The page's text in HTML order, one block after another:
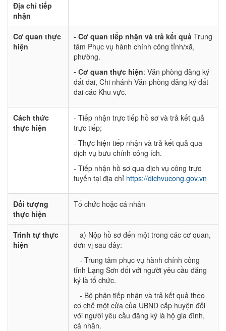
Địa chỉ tiếp
nhận
Cơ quan thực
hiện
- Cơ quan tiếp nhận và trả kết quả Trung
tâm Phục vụ hành chính công tỉnh/xã,
phường.
- Cơ quan thực hiện: Văn phòng đăng ký
đất đai, Chi nhánh Văn phòng đăng ký đất
đai các Khu vực.
Cách thức
thực hiện
- Tiếp nhận trực tiếp hồ sơ và trả kết quả
trực tiếp;
- Thực hiện tiếp nhận và trả kết quả qua
dịch vụ bưu chính công ích.
- Tiếp nhận hồ sơ qua dịch vụ công trực
tuyến tại địa chỉ https://dichvucong.gov.vn
Đối tượng
thực hiện
Tổ chức hoặc cá nhân
Trình tự thực
hiện
a) Nộp hồ sơ đến một trong các cơ quan,
đơn vị sau đây:
- Trung tâm phục vụ hành chính công
tỉnh Lạng Sơn đối với người yêu cầu đăng
ký là tổ chức.
- Bộ phận tiếp nhận và trả kết quả theo
cơ chế một cửa của UBND cấp huyện đối
với người yêu cầu đăng ký là hộ gia đình,
cá nhân.